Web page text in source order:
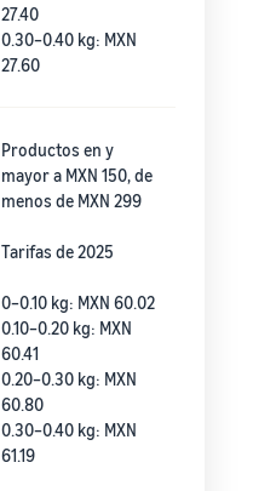
27.40
0.30–0.40 kg: MXN
27.60
Productos en y
mayor a MXN 150, de
menos de MXN 299
Tarifas de 2025
0–0.10 kg: MXN 60.02
0.10–0.20 kg: MXN
60.41
0.20–0.30 kg: MXN
60.80
0.30–0.40 kg: MXN
61.19